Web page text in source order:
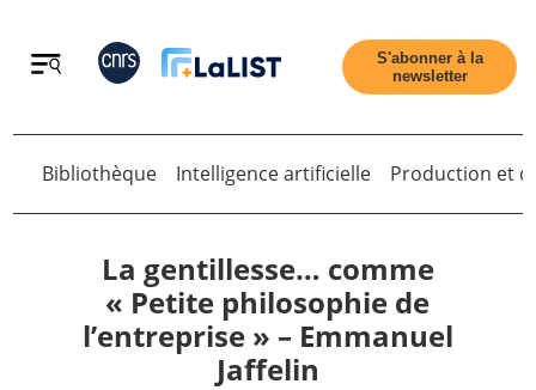
Retour
Accueil
S'abonner à la
newsletter
Bibliothèque Intelligence artificielle Production et
La gentillesse… comme
« Petite philosophie de
l’entreprise » – Emmanuel
Jaffelin